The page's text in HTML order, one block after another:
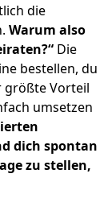
die
Warum also
Die
bestellen, du
größte Vorteil
umsetzen
dich spontan
zu stellen,